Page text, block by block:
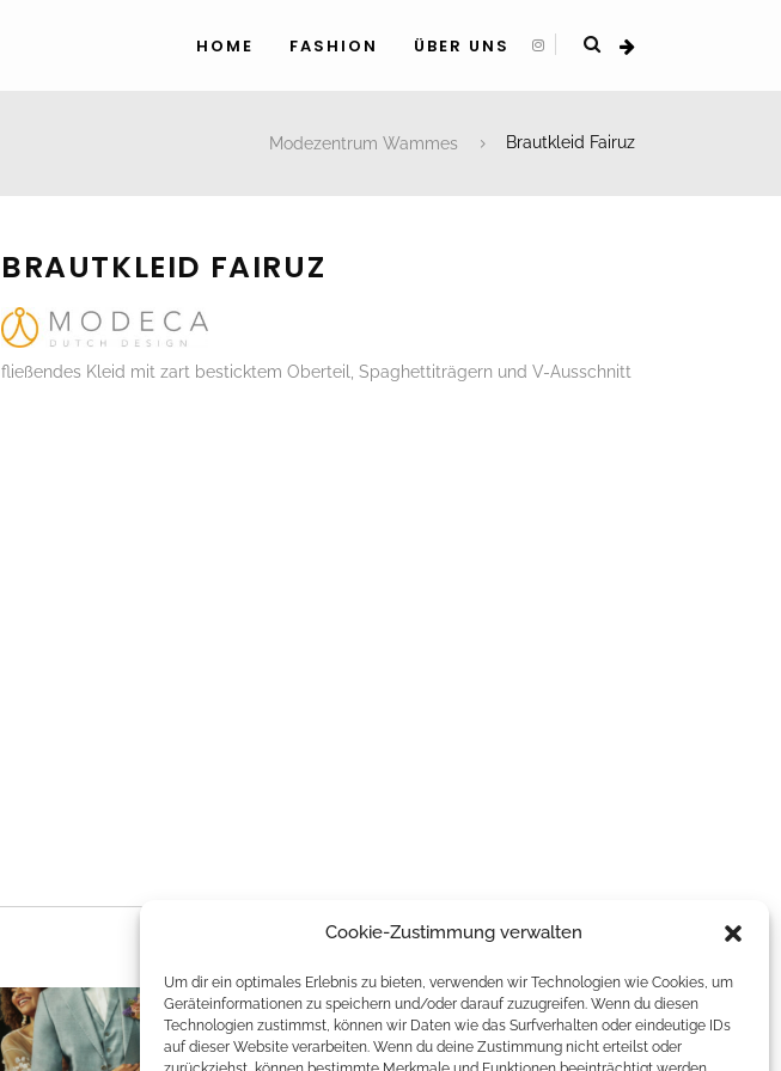
Cookie-Zustimmung verwalten
Um dir ein optimales Erlebnis zu bieten, verwenden wir Technologien wie Cookies, um
Geräteinformationen zu speichern und/oder darauf zuzugreifen. Wenn du diesen
Technologien zustimmst, können wir Daten wie das Surfverhalten oder eindeutige IDs
auf dieser Website verarbeiten. Wenn du deine Zustimmung nicht erteilst oder
HOME FASHION ÜBER UNS
Modezentrum Wammes Brautkleid Fairuz
BRAUTKLEID FAIRUZ
fließendes Kleid mit zart besticktem Oberteil, Spaghettiträgern und V-Ausschnitt